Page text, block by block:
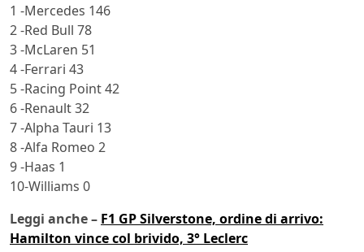
1 -Mercedes 146
2 -Red Bull 78
3 -McLaren 51
4 -Ferrari 43
5 -Racing Point 42
6 -Renault 32
7 -Alpha Tauri 13
8 -Alfa Romeo 2
9 -Haas 1
10-Williams 0
Leggi anche – F1 GP Silverstone, ordine di arrivo:
Hamilton vince col brivido, 3° Leclerc